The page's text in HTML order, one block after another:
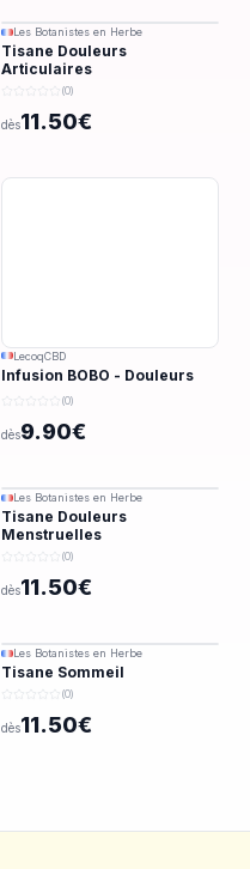
Les Botanistes en Herbe
Tisane Douleurs
Articulaires
(0)
dès11.50€
LecoqCBD
Infusion BOBO - Douleurs
menstruelles - 28g
(0)
dès9.90€
Les Botanistes en Herbe
Tisane Douleurs
Menstruelles
(0)
dès11.50€
Les Botanistes en Herbe
Tisane Sommeil
(0)
dès11.50€